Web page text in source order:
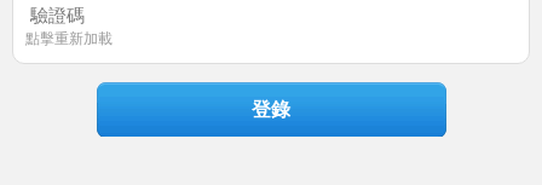
點擊重新加載
登錄